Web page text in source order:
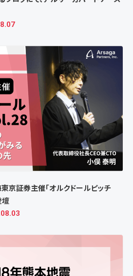
東京証券主催「オルクドールピッチ
壇